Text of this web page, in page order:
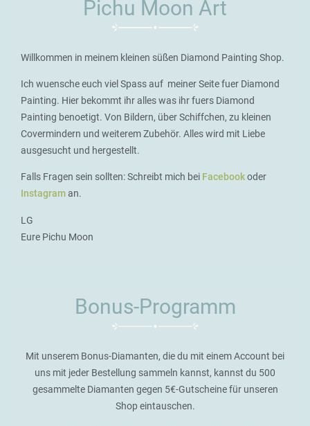
Pichu Moon Art
Willkommen in meinem kleinen süßen Diamond Painting Shop.
Ich wuensche euch viel Spass auf meiner Seite fuer Diamond
Painting. Hier bekommt ihr alles was ihr fuers Diamond
Painting benoetigt. Von Bildern, über Schiffchen, zu kleinen
Covermindern und weiterem Zubehör. Alles wird mit Liebe
ausgesucht und hergestellt.
Falls Fragen sein sollten: Schreibt mich bei Facebookoder
Instagraman.
LG
Eure Pichu Moon
Bonus-Programm
Mit unserem Bonus-Diamanten, die du mit einem Account bei
uns mit jeder Bestellung sammeln kannst, kannst du 500
gesammelte Diamanten gegen 5€-Gutscheine für unseren
Shop eintauschen.